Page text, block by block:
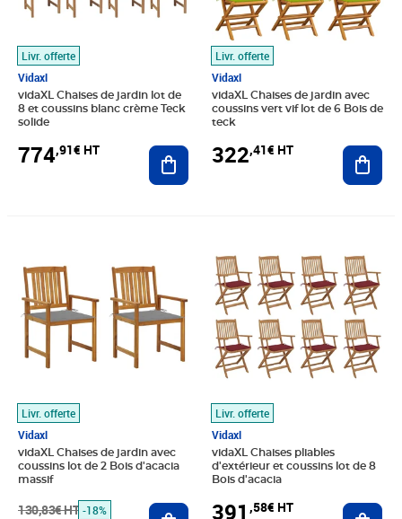
Livr. offerte
Vidaxl
vidaXL Chaises de jardin lot de
8 et coussins blanc crème Teck
solide
774,91€ HT Ajouter au panier
Livr. offerte
Vidaxl
vidaXL Chaises de jardin avec
coussins vert vif lot de 6 Bois de
teck
322,41€ HT
Livr. offerte
Vidaxl
vidaXL Chaises de jardin avec
coussins lot de 2 Bois d'acacia
massif
130,83€ HT -18% Ajouter au panier
Livr. offerte
Vidaxl
vidaXL Chaises pliables
d'extérieur et coussins lot de 8
Bois d'acacia
391 ,58€ HT